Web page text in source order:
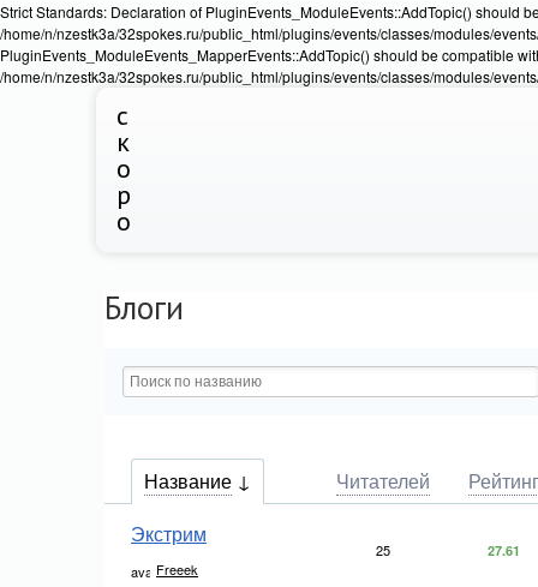
Strict Standards: Declaration of PluginEvents_ModuleEvents::AddTopic() should
/home/n/nzestk3a/32spokes.ru/public_html/plugins/events/classes/modules/
PluginEvents_ModuleEvents_MapperEvents::AddTopic() should be compatible
/home/n/nzestk3a/32spokes.ru/public_html/plugins/events/classes/modules/
с
к
о
р
о
Блоги
Название Читателей
Рейтинг
Экстрим
Freeek
25 27.61